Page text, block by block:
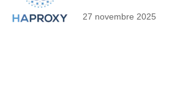
27 novembre 2025